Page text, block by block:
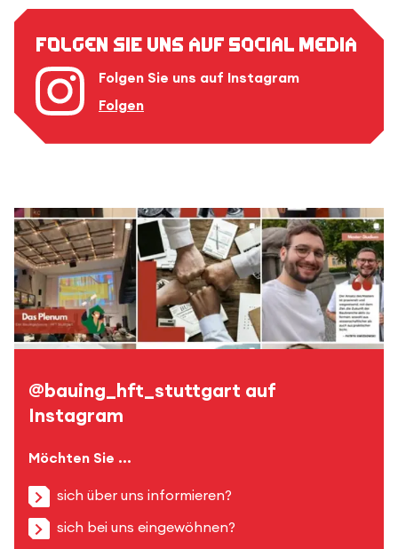
Folgen Sie uns auf Social Media
Folgen Sie uns auf Instagram
Folgen
@bauing_hft_stuttgart auf
Instagram
Möchten Sie ...
sich über uns informieren?
sich bei uns eingewöhnen?